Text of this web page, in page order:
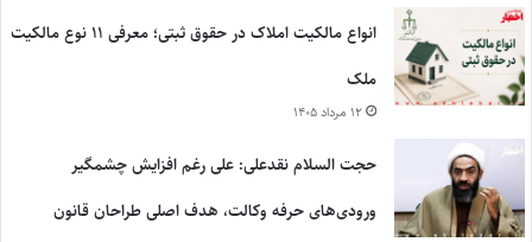
انواع مالکیت املاک در حقوق ثبتی؛ معرفی ۱۱ نوع مالکیت
ملک
۱۲ مرداد ۱۴۰۵
حجت السلام نقدعلی: علی رغم افزایش چشمگیر
ورودی‌های حرفه وکالت، هدف اصلی طراحان قانون